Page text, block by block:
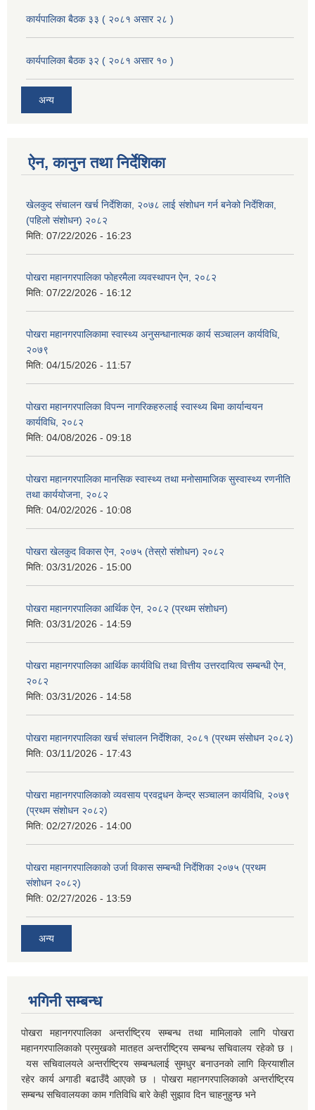
कार्यपालिका बैठक ३३ ( २०८१ असार २८ )
कार्यपालिका बैठक ३२ ( २०८१ असार १० )
अन्य
ऐन, कानुन तथा निर्देशिका
खेलकुद संचालन खर्च निर्देशिका, २०७८ लाई संशोधन गर्न बनेको निर्देशिका,
(पहिलो संशोधन) २०८२
मिति: 07/22/2026 - 16:23
पोखरा महानगरपालिका फोहरमैला व्यवस्थापन ऐन, २०८२
मिति: 07/22/2026 - 16:12
पोखरा महानगरपालिकामा स्वास्थ्य अनुसन्धानात्मक कार्य सञ्चालन कार्यविधि,
२०७९
मिति: 04/15/2026 - 11:57
पोखरा महानगरपालिका विपन्न नागरिकहरुलाई स्वास्थ्य बिमा कार्यान्वयन
कार्यविधि, २०८२
मिति: 04/08/2026 - 09:18
पोखरा महानगरपालिका मानसिक स्वास्थ्य तथा मनोसामाजिक सुस्वास्थ्य रणनीति
तथा कार्ययोजना, २०८२
मिति: 04/02/2026 - 10:08
पोखरा खेलकुद विकास ऐन, २०७५ (तेस्रो संशोधन) २०८२
मिति: 03/31/2026 - 15:00
पोखरा महानगरपालिका आर्थिक ऐन, २०८२ (प्रथम संशोधन)
मिति: 03/31/2026 - 14:59
पोखरा महानगरपालिका आर्थिक कार्यविधि तथा वित्तीय उत्तरदायित्व सम्बन्धी ऐन,
२०८२
मिति: 03/31/2026 - 14:58
पोखरा महानगरपालिका खर्च संचालन निर्देशिका, २०८१ (प्रथम संसोधन २०८२)
मिति: 03/11/2026 - 17:43
पोखरा महानगरपालिकाको व्यवसाय प्रवद्र्धन केन्द्र सञ्चालन कार्यविधि, २०७९
(प्रथम संशोधन २०८२)
मिति: 02/27/2026 - 14:00
पोखरा महानगरपालिकाको उर्जा विकास सम्बन्धी निर्देशिका २०७५ (प्रथम
संशोधन २०८२)
मिति: 02/27/2026 - 13:59
अन्य
भगिनी सम्बन्ध
पोखरा महानगरपालिका अन्तर्राष्ट्रिय सम्बन्ध तथा मामिलाको लागि पोखरा
महानगरपालिकाको प्रमुखको मातहत अन्तर्राष्ट्रिय सम्बन्ध सचिवालय रहेको छ ।
यस सचिवालयले अन्तर्राष्ट्रिय सम्बन्धलाई सुमधुर बनाउनको लागि क्रियाशील
रहेर कार्य अगाडी बढाउँदै आएको छ । पोखरा महानगरपालिकाको अन्तर्राष्ट्रिय
सम्बन्ध सचिवालयका काम गतिविधि बारे केही सुझाव दिन चाहनुहुन्छ भने